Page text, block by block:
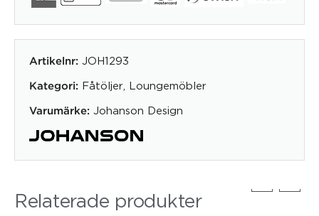
Artikelnr: JOH1293
Kategori: Fåtöljer Loungemöbler
Varumärke: Johanson Design
Relaterade produkter